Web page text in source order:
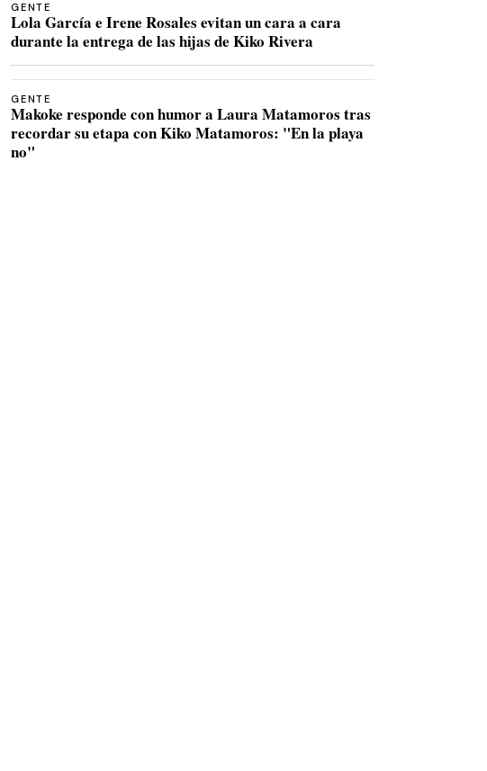
GENTE
Lola García e Irene Rosales evitan un cara a cara
durante la entrega de las hijas de Kiko Rivera
GENTE
Makoke responde con humor a Laura Matamoros tras
recordar su etapa con Kiko Matamoros: "En la playa
no"